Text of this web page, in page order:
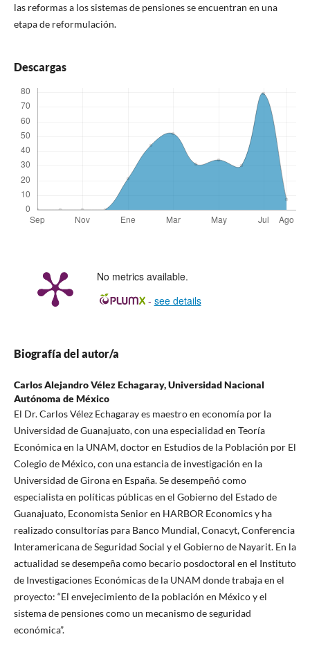
las reformas a los sistemas de pensiones se encuentran en una
etapa de reformulación.
Descargas
No metrics available.
- see details
Biografía del autor/a
Carlos Alejandro Vélez Echagaray,Universidad Nacional
Autónoma de México
El Dr. Carlos Vélez Echagaray es maestro en economía por la
Universidad de Guanajuato, con una especialidad en Teoría
Económica en la UNAM, doctor en Estudios de la Población por El
Colegio de México, con una estancia de investigación en la
Universidad de Girona en España. Se desempeñó como
especialista en políticas públicas en el Gobierno del Estado de
Guanajuato, Economista Senior en HARBOR Economics y ha
realizado consultorías para Banco Mundial, Conacyt, Conferencia
Interamericana de Seguridad Social y el Gobierno de Nayarit. En la
actualidad se desempeña como becario posdoctoral en el Instituto
de Investigaciones Económicas de la UNAM donde trabaja en el
proyecto: “El envejecimiento de la población en México y el
sistema de pensiones como un mecanismo de seguridad
económica”.